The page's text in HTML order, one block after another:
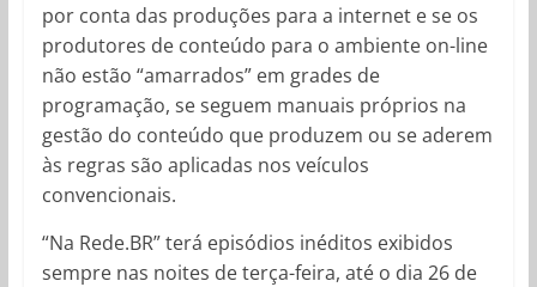
por conta das produções para a internet e se os
produtores de conteúdo para o ambiente on-line
não estão “amarrados” em grades de
programação, se seguem manuais próprios na
gestão do conteúdo que produzem ou se aderem
às regras são aplicadas nos veículos
convencionais.
“Na Rede.BR” terá episódios inéditos exibidos
sempre nas noites de terça-feira, até o dia 26 de